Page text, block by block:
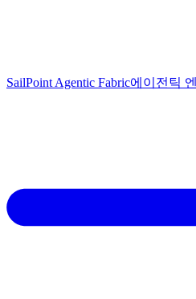
SailPoint Agentic Fabric에이전틱